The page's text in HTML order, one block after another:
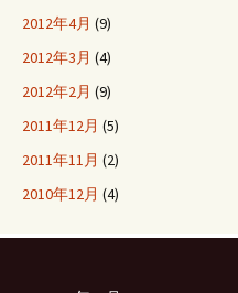
2012年4月 (9)
2012年3月 (4)
2012年2月 (9)
2011年12月 (5)
2011年11月 (2)
2010年12月 (4)